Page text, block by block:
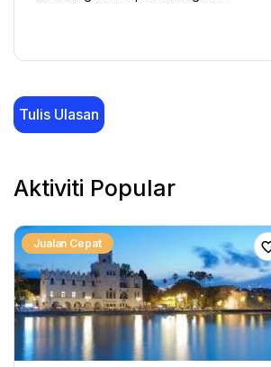
Tulis Ulasan
Aktiviti Popular
Jualan Cepat